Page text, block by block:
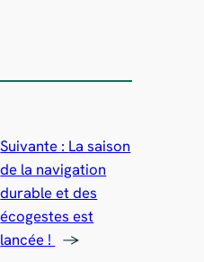
Suivante : La saison
de la navigation
durable et des
écogestes est
lancée !
→